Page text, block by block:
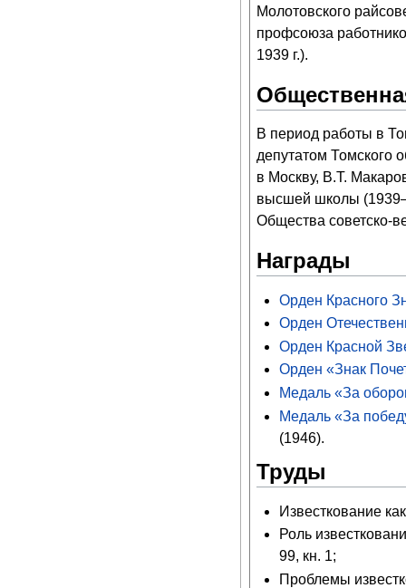
Молотовского
профсоюза
1939 г.).
В период работы в
депутатом Томского
в Москву, В.Т.
высшей школы
Общества советско-
Награды
Орден Красного
Орден
Орден Красной
Орден «Знак
Медаль «За
Медаль «За
(1946).
Труды
Известкование
Роль
99, кн. 1;
Проблемы